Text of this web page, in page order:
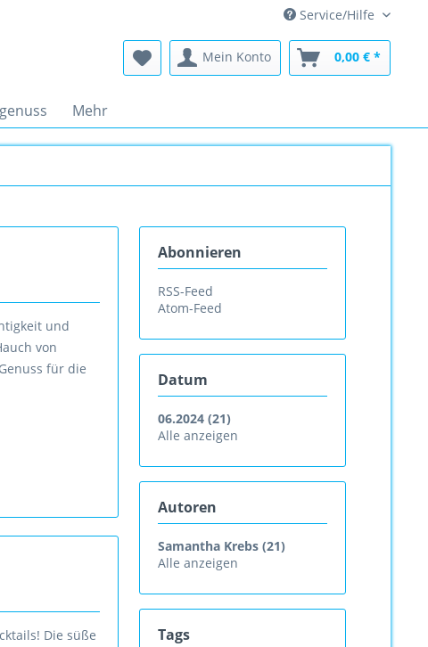
Service/Hilfe
Mein Konto 0,00 € *
Mehr
Abonnieren
RSS-Feed
Atom-Feed
Datum
06.2024 (21)
Alle anzeigen
Autoren
Samantha Krebs (21)
Alle anzeigen
Tags
und
von
für die
Die süße